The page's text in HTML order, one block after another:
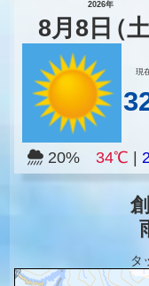
2026年
8月8 日（土
現
20% 34℃
タ